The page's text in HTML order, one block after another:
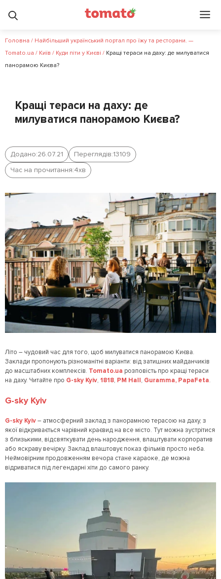
Головна / Найбільший український портал про їжу та ресторани. —
Tomato.ua / Київ / Куди піти у Києві / Кращі тераси на даху: де милуватися
панорамою Києва?
Кращі тераси на даху: де
милуватися панорамою Києва?
Додано:26.07.21 Переглядів:13109
Час на прочитання:4хв
Літо – чудовий час для того, щоб милуватися панорамою Києва.
Заклади пропонують різноманітні варіанти: від затишних майданчиків
до масштабних комплексів. Tomato.ua розповість про кращі тераси
на даху. Читайте про G-sky Kyiv, 1818, PM Hall, Guramma, PapaFeta.
G-sky Kyiv
G-sky Kyiv– атмосферний заклад з панорамною терасою на даху, з
якої відкривається чарівний краєвид на все місто. Тут можна зустрітися
з близькими, відсвяткувати день народження, влаштувати корпоратив
або яскраву вечірку. Заклад влаштовує показ фільмів просто неба.
Неймовірним продовженням вечора стане караоке, де можна
відриватися під легендарні хіти до самого ранку.